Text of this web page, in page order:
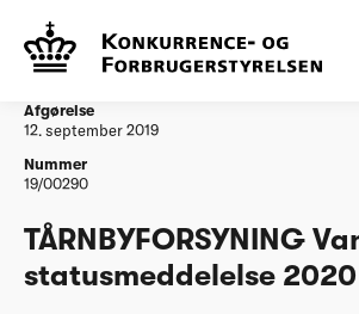
Vandtilsyn
statusmeddelelse 2020
Afgørelse
12. september 2019
Nummer
19/00290
TÅRNBYFORSYNING
statusmeddelelse 2020